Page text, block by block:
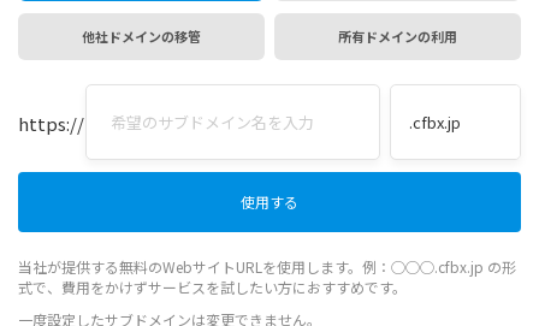
他社ドメインの移管 所有ドメインの利用
https://
当社が提供する無料のWebサイトURLを使用します。例：◯◯◯.cfbx.jp の形
式で、費用をかけずサービスを試したい方におすすめです。
一度設定したサブドメインは変更できません。